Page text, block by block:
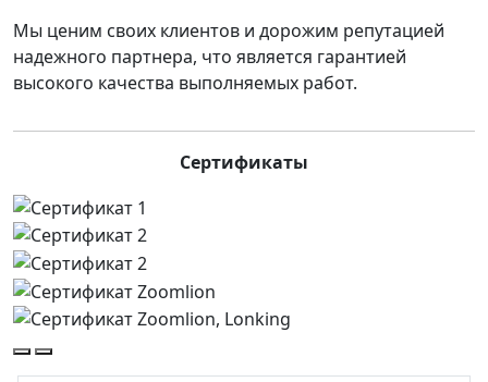
Мы ценим своих клиентов и дорожим репутацией
надежного партнера, что является гарантией
высокого качества выполняемых работ.
Сертификаты